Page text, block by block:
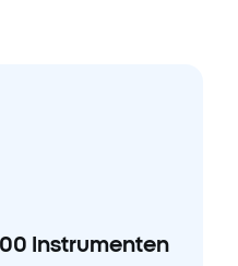
Instrumenten